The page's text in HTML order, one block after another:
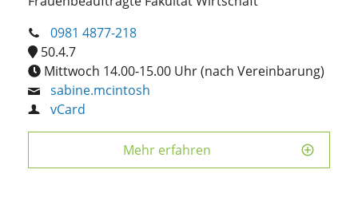
0981 4877-218
50.4.7
Mittwoch 14.00-15.00 Uhr (nach Vereinbarung)
sabine.mcintosh
vCard
Mehr erfahren